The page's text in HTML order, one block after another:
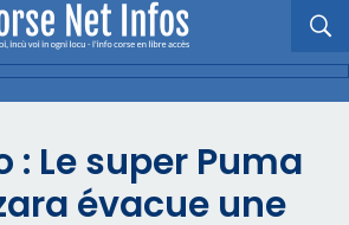
: Le super Puma
évacue une